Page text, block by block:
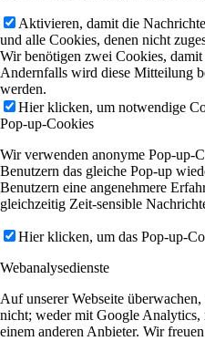
Aktivieren, damit die
und alle Cookies, denen nicht
Wir benötigen zwei Cookies,
Andernfalls wird diese Mitteilung
werden.
Hier klicken, um notwendige
Pop-up-Cookies
Wir verwenden anonyme Pop-up-
Benutzern das gleiche Pop-up
Benutzern eine angenehmere
gleichzeitig Zeit-sensible
Hier klicken, um das Pop-up-
Webanalysedienste
Auf unserer Webseite
nicht; weder mit Google
einem anderen Anbieter. Wir